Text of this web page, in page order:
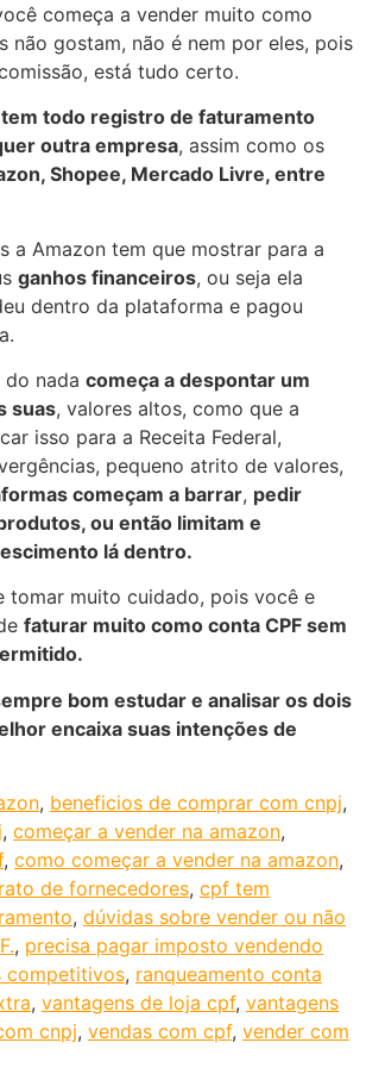
começa a vender muito como
não gostam, não é nem por eles, pois
está tudo certo.
tem todo registro de faturamento
outra empresa, assim como os
Shopee, Mercado Livre, entre
a Amazon tem que mostrar para a
ganhos financeiros, ou seja ela
dentro da plataforma e pagou
do nada começa a despontar um
suas, valores altos, como que a
isso para a Receita Federal,
pequeno atrito de valores,
começam a barrar, pedir
ou então limitam e
lá dentro.
tomar muito cuidado, pois você e
faturar muito como conta CPF sem
bom estudar e analisar os dois
encaixa suas intenções de
, beneficios de comprar com cnpj,
, começar a vender na amazon,
, como começar a vender na amazon,
de fornecedores, cpf tem
, dúvidas sobre vender ou não
, precisa pagar imposto vendendo
competitivos, ranqueamento conta
, vantagens de loja cpf, vantagens
cnpj, vendas com cpf, vender com